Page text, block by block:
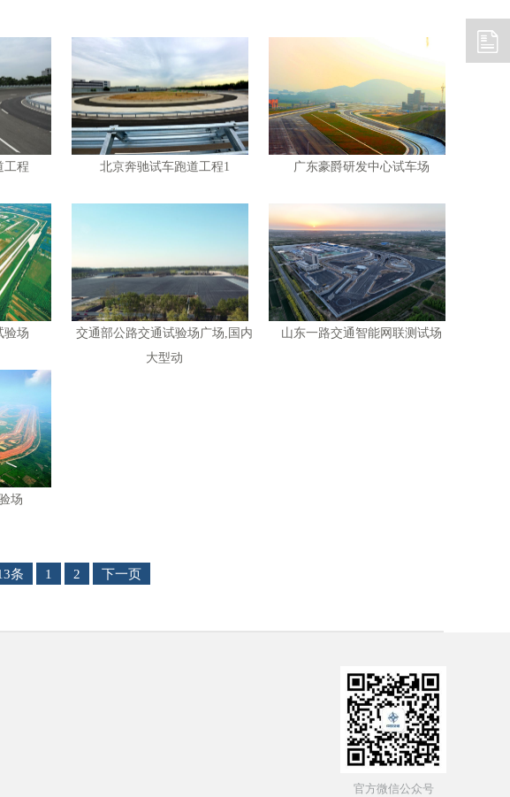
工程 北京奔驰试车跑道工程1 广东豪爵研发中心试车场
验场
交通部公路交通试验场广场,国内
大型动
山东一路交通智能网联测试场
场
条 1 2 下一页
官方微信公众号